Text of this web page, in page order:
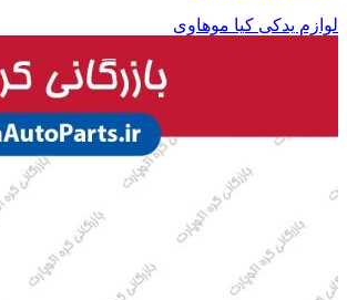
لوازم یدکی کیا موهاوی